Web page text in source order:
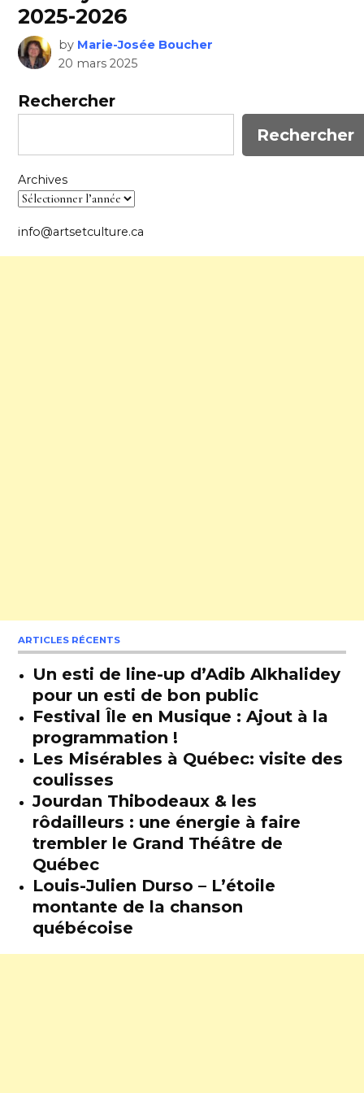
2025-2026
by Marie-Josée Boucher
20 mars 2025
Rechercher
Rechercher
Archives
info@artsetculture.ca
ARTICLES RÉCENTS
Un esti de line-up d’Adib Alkhalidey
pour un esti de bon public
Festival Île en Musique : Ajout à la
programmation !
Les Misérables à Québec: visite des
coulisses
Jourdan Thibodeaux & les
rôdailleurs : une énergie à faire
trembler le Grand Théâtre de
Québec
Louis-Julien Durso – L’étoile
montante de la chanson
québécoise